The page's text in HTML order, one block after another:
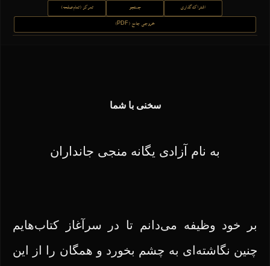
اشتراک‌گذاری جستجو تمرکز (تمام‌صفحه)
خروجی جامع (PDF)
سخنی با شما
به نام آزادی یگانه منجی جانداران
بر خود وظیفه می‌دانم تا در سرآغاز کتاب‌هایم
چنین نگاشته‌ای به چشم بخورد و همگان را از این